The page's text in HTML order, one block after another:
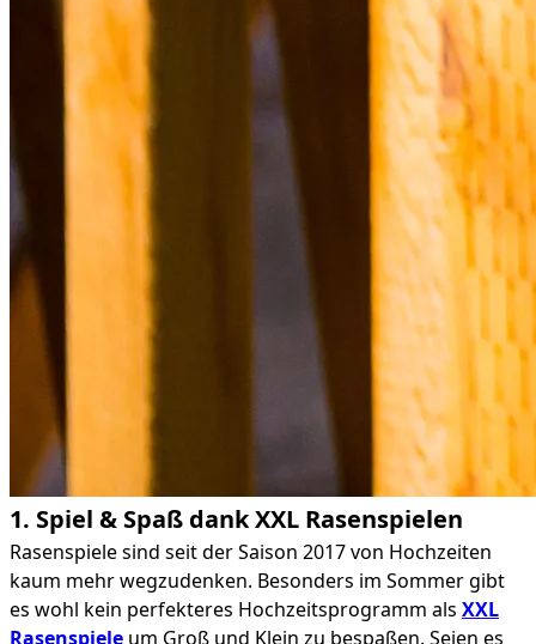
1. Spiel & Spaß dank XXL Rasenspielen
Rasenspiele sind seit der Saison 2017 von Hochzeiten
kaum mehr wegzudenken. Besonders im Sommer gibt
es wohl kein perfekteres Hochzeitsprogramm als XXL
Rasenspiele um Groß und Klein zu bespaßen. Seien es